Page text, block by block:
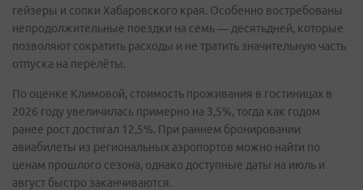
гейзеры и сопки Хабаровского края. Особенно востребованы
непродолжительные поездки на семь — десятьдней, которые
позволяют сократить расходы и не тратить значительную часть
отпуска на перелёты.
По оценке Климовой, стоимость проживания в гостиницах в
2026 году увеличилась примерно на 3,5%, тогда как годом
ранее рост достигал 12,5%. При раннем бронировании
авиабилеты из региональных аэропортов можно найти по
ценам прошлого сезона, однако доступные даты на июль и
август быстро заканчиваются.